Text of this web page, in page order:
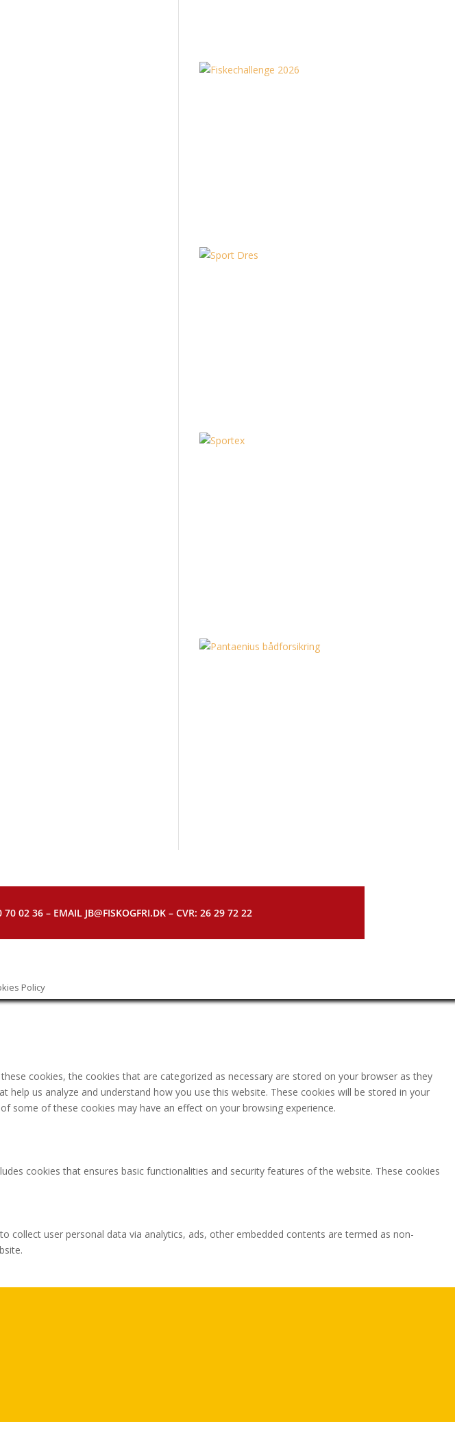
02 36 – EMAIL JB@FISKOGFRI.DK – CVR: 26 29 72 22
Policy
cookies, the cookies that are categorized as necessary are stored on your browser as they
us analyze and understand how you use this website. These cookies will be stored in your
of these cookies may have an effect on your browsing experience.
cookies that ensures basic functionalities and security features of the website. These cookies
user personal data via analytics, ads, other embedded contents are termed as non-